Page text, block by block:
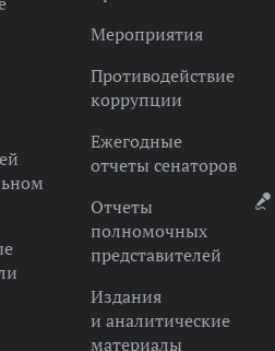
Мероприятия
Противодействие
коррупции
Ежегодные
отчеты сенаторов
Отчеты
полномочных
представителей
Издания
и аналитические
материалы